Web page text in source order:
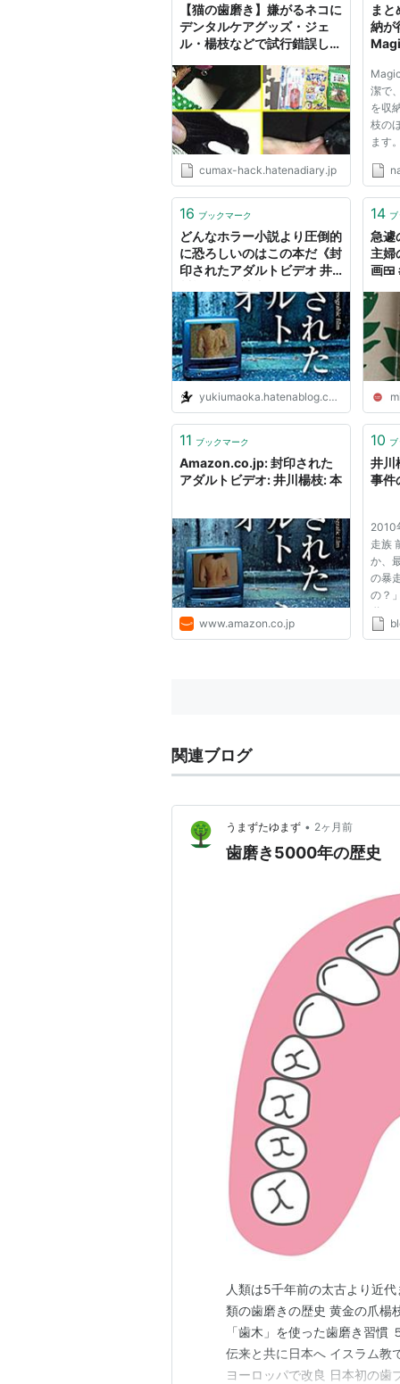
【猫の歯磨き】嫌がるネコに
デンタルケアグッズ・ジェ
ル・楊枝などで試行錯誤して
cumax-hack.hatenadiary.jp
ま
納が
潔で
を収
枝の
ます
16 ブックマーク
どんなホラー小説より圧倒的
に恐ろしいのはこの本だ《封
印されたアダルトビデオ 井
yukiumaoka.hatenablog.com
14
急遽
主婦
画🍱
11 ブックマーク
Amazon.co.jp: 封印された
アダルトビデオ: 井川楊枝: 本
www.amazon.co.jp
10
井川
事件
2010
走族
か、
の暴
の？
道に
は、
関連ブログ
うまずたゆまず • 2ヶ月前
歯磨き5000年の歴史
人類は5千年前の太古より近
類の歯磨きの歴史 黄金の爪楊
「歯木」を使った歯磨き習慣
伝来と共に日本へ イスラム教
ヨーロッパで改良 日本初の歯